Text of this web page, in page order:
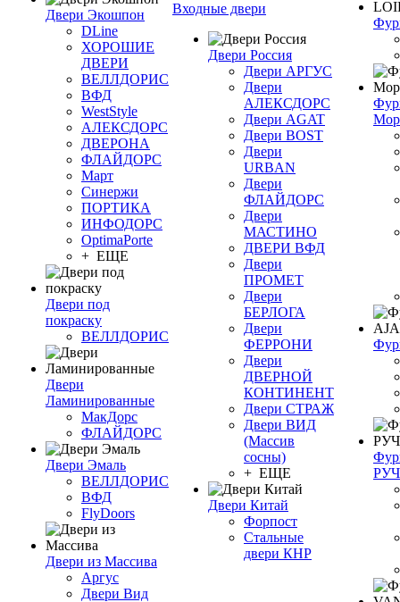
Двери Экошпон
DLine
ХОРОШИЕ
ДВЕРИ
ВЕЛЛДОРИС
ВФД
WestStyle
АЛЕКСДОРС
ДВЕРОНА
ФЛАЙДОРС
Март
Синержи
ПОРТИКА
ИНФОДОРС
OptimaPorte
+ ЕЩЕ
Двери под
покраску
ВЕЛЛДОРИС
Двери
Ламинированные
МакДорс
ФЛАЙДОРС
Двери Эмаль
ВЕЛЛДОРИС
ВФД
FlyDoors
Двери из Массива
Аргус
Двери Вид
Входные двери
Двери Россия
Двери АРГУС
Двери
АЛЕКСДОРС
Двери AGAT
Двери BOST
Двери
URBAN
Двери
ФЛАЙДОРС
Двери
МАСТИНО
ДВЕРИ ВФД
Двери
ПРОМЕТ
Двери
БЕРЛОГА
Двери
ФЕРРОНИ
Двери
ДВЕРНОЙ
КОНТИНЕНТ
Двери СТРАЖ
Двери ВИД
(Массив
сосны)
+ ЕЩЕ
Двери Китай
Форпост
Стальные
двери КНР